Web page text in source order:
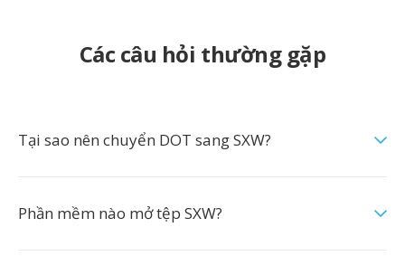
Các câu hỏi thường gặp
Tại sao nên chuyển DOT sang SXW?
Phần mềm nào mở tệp SXW?